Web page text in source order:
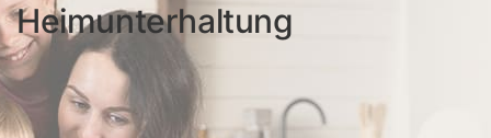
Heimunterhaltung